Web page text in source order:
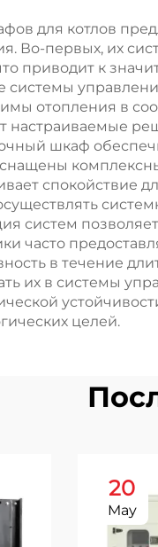
для котлов
Во-первых, их
приводит к
отопления в
настраиваемые
шкаф
спокойствие
систем
часто
в течение
их в системы
целей.
20
May